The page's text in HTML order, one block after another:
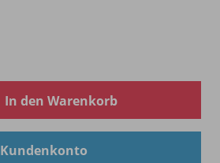
In den Warenkorb
Kundenkonto